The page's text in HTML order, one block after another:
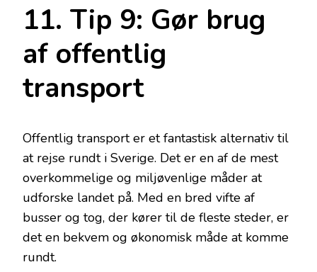
11. Tip 9: Gør brug
af offentlig
transport
Offentlig transport er et fantastisk alternativ til
at rejse rundt i Sverige. Det er en af ​​de mest
overkommelige og miljøvenlige måder at
udforske landet på. Med en bred vifte af
busser og tog, der kører til de fleste steder, er
det en bekvem og økonomisk måde at komme
rundt.